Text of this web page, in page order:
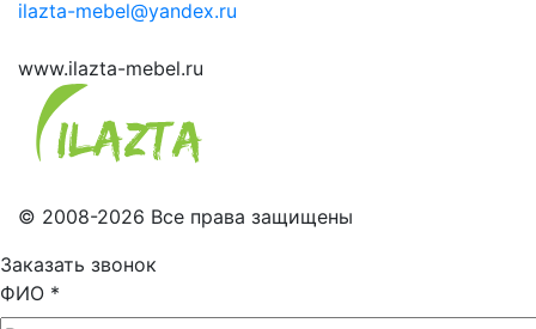
ilazta-mebel@yandex.ru
www.ilazta-mebel.ru
© 2008-2026 Все права защищены
Заказать звонок
ФИО *